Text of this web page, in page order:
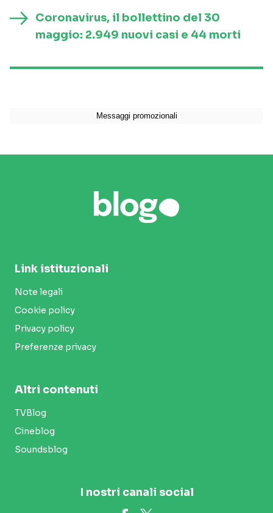
Coronavirus, il bollettino del 30
maggio: 2.949 nuovi casi e 44 morti
Link istituzionali
Note legali
Cookie policy
Privacy policy
Preferenze privacy
Altri contenuti
TVBlog
Cineblog
Soundsblog
I nostri canali social